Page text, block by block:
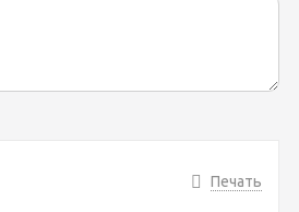
Печать